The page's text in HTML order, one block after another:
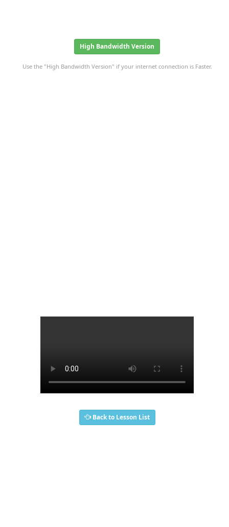
High Bandwidth Version
Use the "High Bandwidth Version" if your internet connection is Faster.
Back to Lesson List